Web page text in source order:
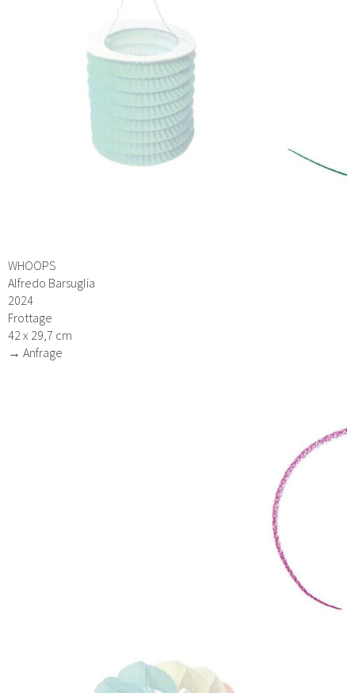
WHOOPS
Alfredo Barsuglia
2024
Frottage
42 x 29,7 cm
→ Anfrage